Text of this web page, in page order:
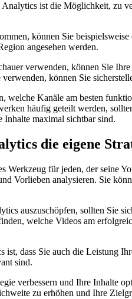
ist die Möglichkeit, zu
können Sie
angesehen werden.
verwenden, können Sie
können Sie
welche Kanäle am besten
häufig geteilt werden,
Inhalte maximal sichtbar sind.
die eigene
Werkzeug für jeden, der seine
Vorlieben analysieren. Sie
auszuschöpfen, sollten Sie
welche Videos am
dass Sie auch die Leistung
sind.
verbessern und Ihre Inhalte
zu erhöhen und Ihre